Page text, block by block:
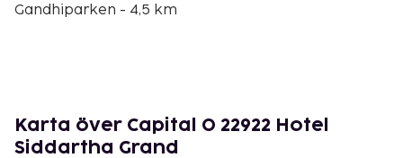
Gandhiparken - 4,5 km
Kanaka Durga-templet - 7 km
Sri Nagarala Sri Maha Lakshmi Ammavaru Temple -
Karta över Capital O 22922 Hotel
Siddartha Grand